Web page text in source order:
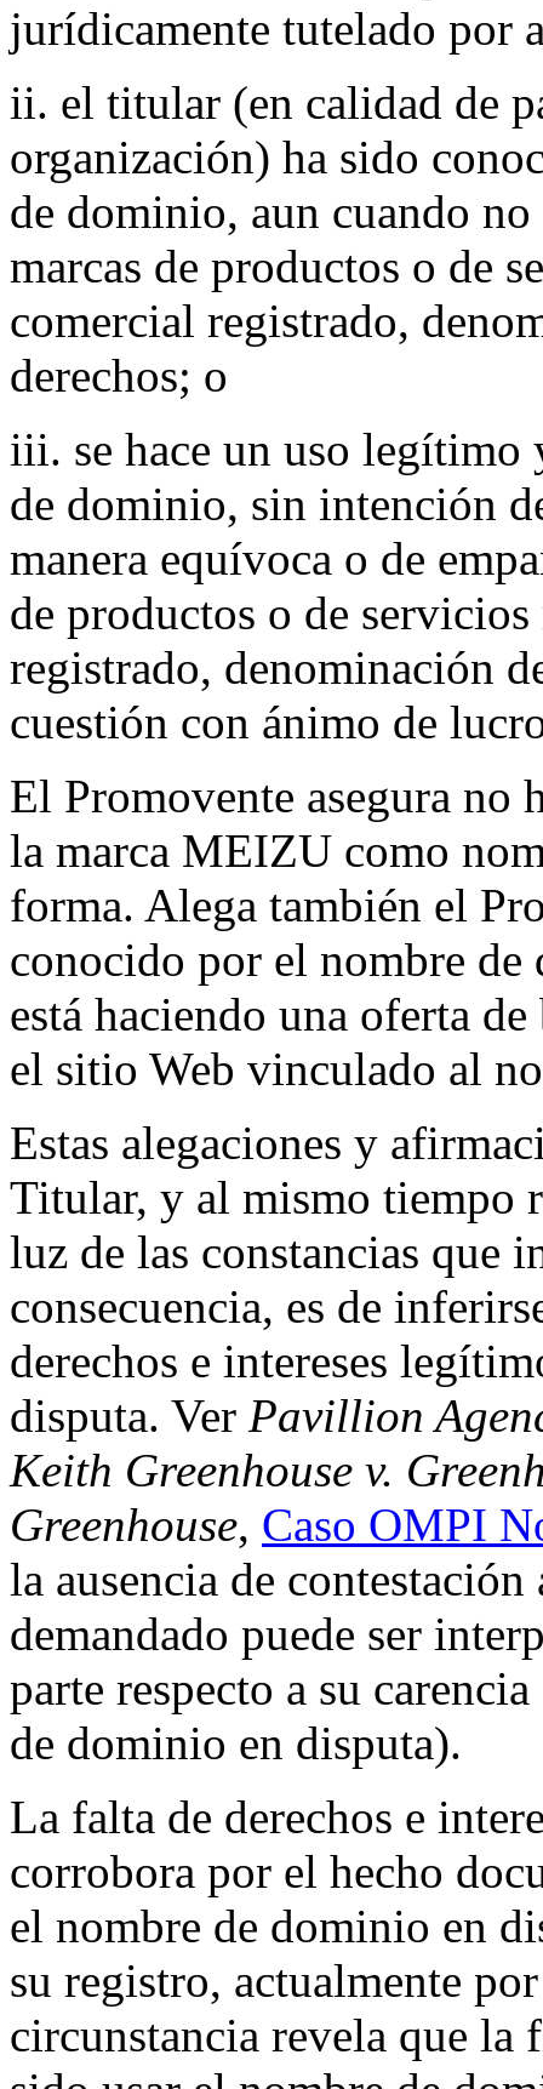
jurídicamente tutelado por
ii. el titular (en calidad de
organización) ha sido
de dominio, aun cuando
marcas de productos o de
comercial registrado,
derechos; o
iii. se hace un uso
de dominio, sin intención
manera equívoca o de
de productos o de
registrado, denominación
cuestión con ánimo de
El Promovente asegura no
la marca MEIZU como
forma. Alega también el
conocido por el nombre
está haciendo una oferta
el sitio Web vinculado al
Estas alegaciones y
Titular, y al mismo tiempo
luz de las constancias que
consecuencia, es de
derechos e intereses
disputa. Ver Pavillion
Keith Greenhouse v.
Greenhouse, Caso OMPI
la ausencia de
demandado puede ser
parte respecto a su
de dominio en disputa).
La falta de derechos e
corrobora por el hecho
el nombre de dominio en
su registro, actualmente
circunstancia revela que